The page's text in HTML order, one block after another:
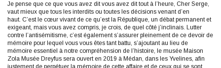
Je pense que ce que vous avez dit vous avez dit tout à l’heure, Cher Serge,
vaut mieux que tous les interdits ou toutes les décisions venant d’en
haut. C’est le cœur vivant de ce qu’est la République, un débat permanent et
exigeant, mais vous avez compris, je crois, de quel côté j’inclinais. Lutter
contre l’antisémitisme, c’est également s’assurer pleinement de ce devoir de
mémoire pour lequel vous vous êtes tant battu, s’ajoutant au lieu de
mémoire essentiel à notre compréhension de l’histoire, le musée Maison
Zola Musée Dreyfus sera ouvert en 2019 à Médan, dans les Yvelines, afin